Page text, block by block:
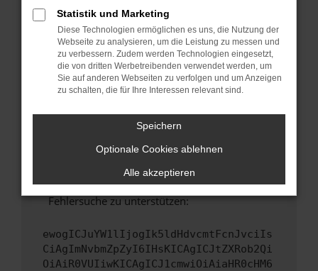
Stelle sicher, dass dein Browser und dein
Betriebssystem auf dem neuesten Stand
sind.
Veraltete Software birgt nicht nur ein
Sicherheitsrisiko, sondern kann auch dazu
führen, dass bestimmte Funktionen nicht mehr
Wende dich an den Webseitenbetreiber.
hast, kontaktiere uns bitte. Wir werden
versuchen, das Problem zu beheben. Du kannst
uns diesen Text schicken, um uns bei der
Fehlersuche zu unterstützen:
ewogICJuYW1lIjogIk5ldHdvcmtFcnJvciIs
CiAgImNvbmZpZyI6IHsKICAgICJtZXRob2Qi
OiAiR0VUIiwKICAgICJ1cmwiOiAiaHR0cHM6
Statistik und Marketing
Diese Technologien ermöglichen es uns, die Nutzung der
Webseite zu analysieren, um die Leistung zu messen und
zu verbessern. Zudem werden Technologien eingesetzt,
die von dritten Werbetreibenden verwendet werden, um
Sie auf anderen Webseiten zu verfolgen und um Anzeigen
zu schalten, die für Ihre Interessen relevant sind.
Speichern
Optionale Cookies ablehnen
Alle akzeptieren